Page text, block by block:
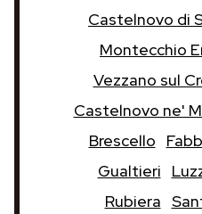
Castelnovo di
Montecchio
Vezzano sul
Castelnovo ne'
Brescello
Gualtieri
Rubiera